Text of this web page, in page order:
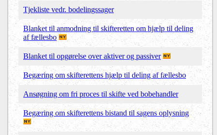
Tjekliste vedr. bodelingssager
Blanket til anmodning til skifteretten om hjælp til deling
af fællesbo
Blanket til opgørelse over aktiver og passiver
Begæring om skifterettens hjælp til deling af fællesbo
Ansøgning om fri proces til skifte ved bobehandler
Begæring om skifterettens bistand til sagens oplysning